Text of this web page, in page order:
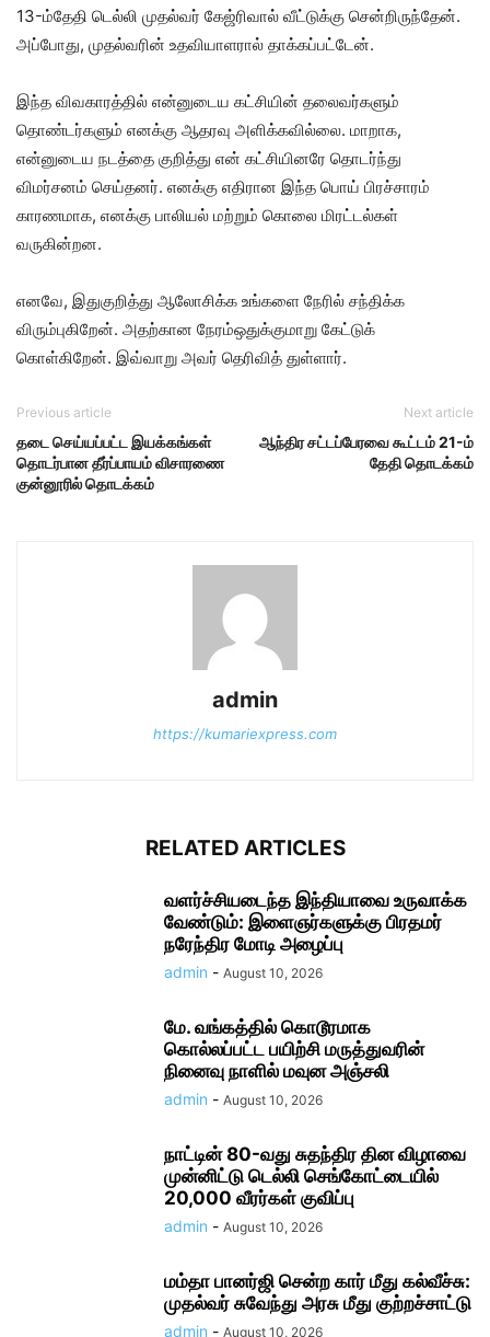
13-ம்தேதி டெல்லி முதல்வர் கேஜ்ரிவால் வீட்டுக்கு சென்றிருந்தேன்.
அப்போது, முதல்வரின் உதவியாளரால் தாக்கப்பட்டேன்.
இந்த விவகாரத்தில் என்னுடைய கட்சியின் தலைவர்களும்
தொண்டர்களும் எனக்கு ஆதரவு அளிக்கவில்லை. மாறாக,
என்னுடைய நடத்தை குறித்து என் கட்சியினரே தொடர்ந்து
விமர்சனம் செய்தனர். எனக்கு எதிரான இந்த பொய் பிரச்சாரம்
காரணமாக, எனக்கு பாலியல் மற்றும் கொலை மிரட்டல்கள்
வருகின்றன.
எனவே, இதுகுறித்து ஆலோசிக்க உங்களை நேரில் சந்திக்க
விரும்புகிறேன். அதற்கான நேரம்ஒதுக்குமாறு கேட்டுக்
கொள்கிறேன். இவ்வாறு அவர் தெரிவித் துள்ளார்.
Previous article
தடை செய்யப்பட்ட இயக்கங்கள்
தொடர்பான தீர்ப்பாயம் விசாரணை
குன்னூரில் தொடக்கம்
Next article
ஆந்திர சட்டப்பேரவை கூட்டம் 21-ம்
தேதி தொடக்கம்
admin
https://kumariexpress.com
RELATED ARTICLES
வளர்ச்சியடைந்த இந்தியாவை உருவாக்க
வேண்டும்: இளைஞர்களுக்கு பிரதமர்
நரேந்திர மோடி அழைப்பு
admin - August 10, 2026
மே. வங்கத்தில் கொடூரமாக
கொல்லப்பட்ட பயிற்சி மருத்துவரின்
நினைவு நாளில் மவுன அஞ்சலி
admin - August 10, 2026
நாட்டின் 80-வது சுதந்திர தின விழாவை
முன்னிட்டு டெல்லி செங்கோட்டையில்
20,000 வீரர்கள் குவிப்பு
admin - August 10, 2026
மம்தா பானர்ஜி சென்ற கார் மீது கல்வீச்சு:
முதல்வர் சுவேந்து அரசு மீது குற்றச்சாட்டு
admin - August 10, 2026